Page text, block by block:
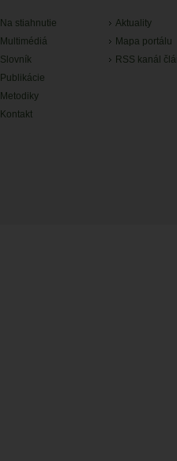
Na stiahnutie
Multimédiá
Slovník
Publikácie
Metodiky
Kontakt
Aktuality
Mapa portálu
RSS kanál